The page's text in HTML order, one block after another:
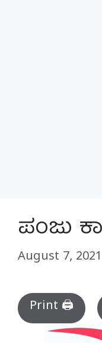
ಪಂಜು
August 7, 2021
Print 🖨